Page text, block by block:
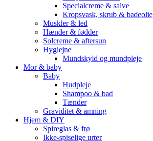
Specialcreme & salve
Kropsvask, skrub & badeolie
Muskler & led
Hænder & fødder
Solcreme & aftersun
Hygiejne
Mundskyld og mundpleje
Mor & baby
Baby
Hudpleje
Shampoo & bad
Tænder
Graviditet & amning
Hjem & DIY
Spireglas & frø
Ikke-spiselige urter